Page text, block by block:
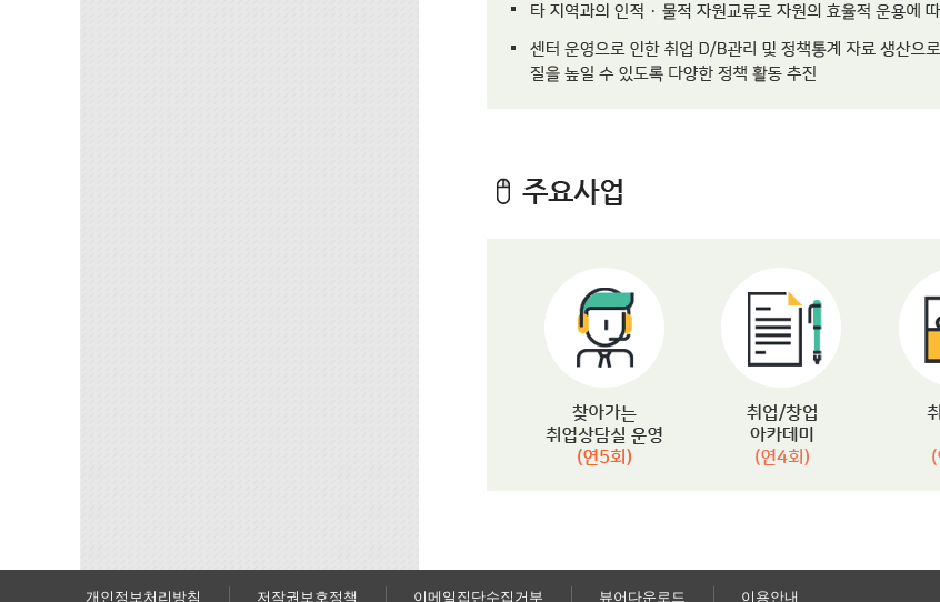
개인정보처리방침 저작권보호정책 이메일집단수집거부 뷰어다운로드 이용안내